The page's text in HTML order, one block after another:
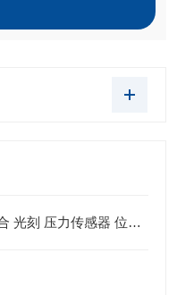
日本HOYA豪雅 SD2 玻璃硅片键合 光刻 压力传感器 位移传感器 半导体